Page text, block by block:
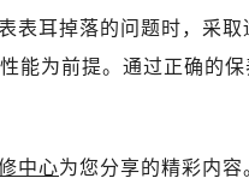
尖山区新兴大街百达翡丽
林区新华街与康庄路交叉
伊美区通河路百达翡丽售后
区浑江大街百达翡丽售后
表耳掉落的问题时，采
能为前提。通过正确的
中心为您分享的精彩内